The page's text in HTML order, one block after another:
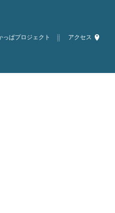
っぱプロジェクト アクセス